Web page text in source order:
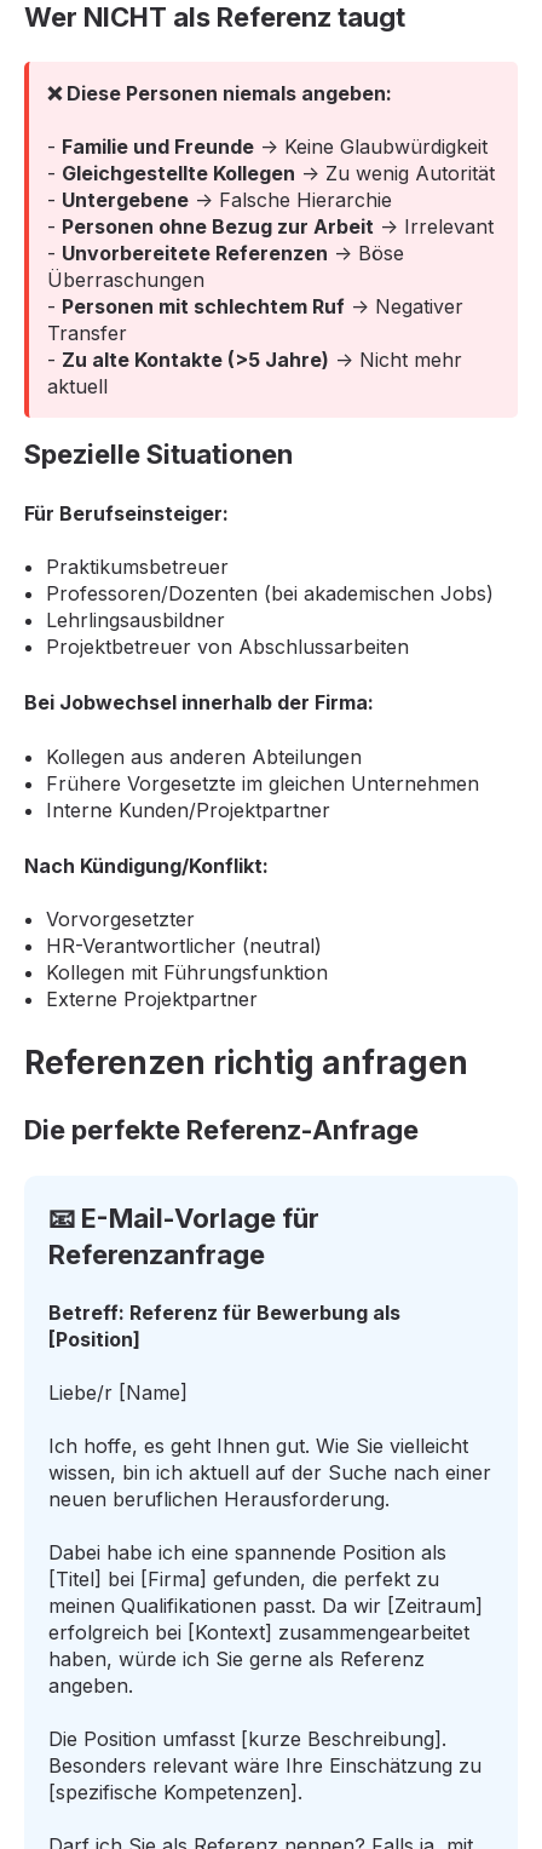
Wer NICHT als Referenz taugt
❌ Diese Personen niemals angeben:
- Familie und Freunde → Keine Glaubwürdigkeit
- Gleichgestellte Kollegen → Zu wenig Autorität
- Untergebene → Falsche Hierarchie
- Personen ohne Bezug zur Arbeit → Irrelevant
- Unvorbereitete Referenzen → Böse
Überraschungen
- Personen mit schlechtem Ruf → Negativer
Transfer
- Zu alte Kontakte (>5 Jahre) → Nicht mehr
aktuell
Spezielle Situationen
Für Berufseinsteiger:
Praktikumsbetreuer
Professoren/Dozenten (bei akademischen Jobs)
Lehrlingsausbildner
Projektbetreuer von Abschlussarbeiten
Bei Jobwechsel innerhalb der Firma:
Kollegen aus anderen Abteilungen
Frühere Vorgesetzte im gleichen Unternehmen
Interne Kunden/Projektpartner
Nach Kündigung/Konflikt:
Vorvorgesetzter
HR-Verantwortlicher (neutral)
Kollegen mit Führungsfunktion
Externe Projektpartner
Referenzen richtig anfragen
Die perfekte Referenz-Anfrage
📧 E-Mail-Vorlage für
Referenzanfrage
Betreff: Referenz für Bewerbung als
[Position]
Liebe/r [Name]
Ich hoffe, es geht Ihnen gut. Wie Sie vielleicht
wissen, bin ich aktuell auf der Suche nach einer
neuen beruflichen Herausforderung.
Dabei habe ich eine spannende Position als
[Titel] bei [Firma] gefunden, die perfekt zu
meinen Qualifikationen passt. Da wir [Zeitraum]
erfolgreich bei [Kontext] zusammengearbeitet
haben, würde ich Sie gerne als Referenz
angeben.
Die Position umfasst [kurze Beschreibung].
Besonders relevant wäre Ihre Einschätzung zu
[spezifische Kompetenzen].